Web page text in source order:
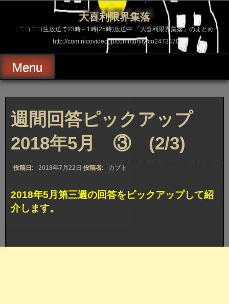
ス
ッ
プ
大喜利限界集落
ニコニコ生放送で23時～1時(25時)放送中 「大喜利限界集落」のまとめ
http://com.nicovideo.jp/community/co2473470
Menu
週間回答ピックアップ
2018年5月 ③ (2/3)
投稿日: 2018年7月22日 投稿者: カブト
2018年5月第三週の回答をピックアップして紹
介します。